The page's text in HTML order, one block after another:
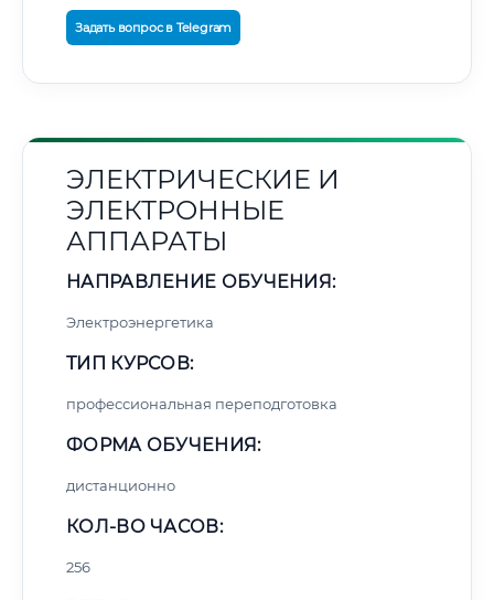
Задать вопрос в Telegram
ЭЛЕКТРИЧЕСКИЕ И
ЭЛЕКТРОННЫЕ
АППАРАТЫ
НАПРАВЛЕНИЕ ОБУЧЕНИЯ:
Электроэнергетика
ТИП КУРСОВ:
профессиональная переподготовка
ФОРМА ОБУЧЕНИЯ:
дистанционно
КОЛ-ВО ЧАСОВ:
256